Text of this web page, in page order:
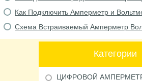
Как Подключить Амперметр и
Схема Встраиваемый Амперметр
Категории
ЦИФРОВОЙ